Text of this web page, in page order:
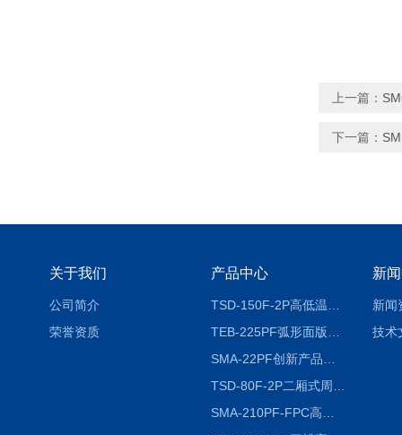
上一篇：
下一篇：
关于我们
公司简介
荣誉资质
产品中心 新
新闻
技术